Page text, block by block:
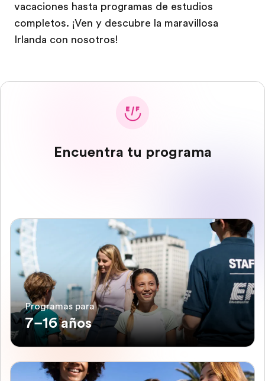
vacaciones hasta programas de estudios
completos. ¡Ven y descubre la maravillosa
Irlanda con nosotros!
Encuentra tu programa
Programas para
7–16 años